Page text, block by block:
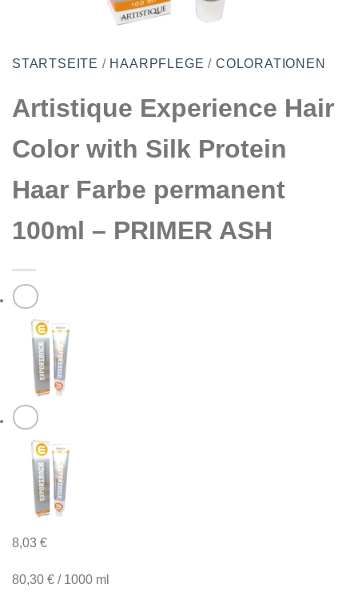
STARTSEITE / HAARPFLEGE / COLORATIONEN
Artistique Experience Hair
Color with Silk Protein
Haar Farbe permanent
100ml – PRIMER ASH
8,03 €
80,30 € / 1000 ml